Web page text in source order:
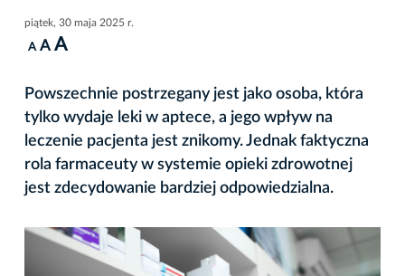
piątek, 30 maja 2025 r.
A A A
Powszechnie postrzegany jest jako osoba, która
tylko wydaje leki w aptece, a jego wpływ na
leczenie pacjenta jest znikomy. Jednak faktyczna
rola farmaceuty w systemie opieki zdrowotnej
jest zdecydowanie bardziej odpowiedzialna.